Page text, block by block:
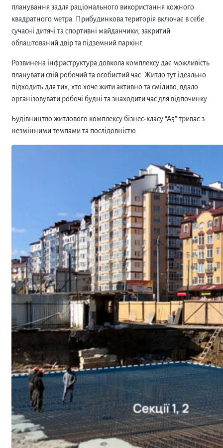
планування задля раціонального використання кожного
квадратного метра. Прибудинкова територія включає в себе
сучасні дитячі та спортивні майданчики, закритий
облаштований двір та підземний паркінг.
Розвинена інфраструктура довкола комплексу дає можливість
планувати свій робочий та особистий час. Житло тут ідеально
підходить для тих, хто хоче жити активно та сміливо, вдало
організовувати робочі будні та знаходити час для відпочинку.
Будівництво житлового комплексу бізнес-класу “А5” триває з
незмінними темпами та послідовністю.